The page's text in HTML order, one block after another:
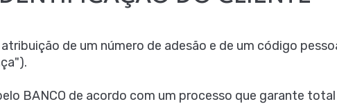
de um número de adesão e de um código
BANCO de acordo com um processo que garante